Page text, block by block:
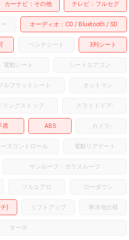
カーナビ その他 テレビ フルセグ
オーディオ CD Bluetooth SD
ベンチシート 3列シート
電動シート シートエアコン
ルフラットシート オットマン
リングストップ スライドドア-
席 ABS カメラ-
ーズコントロール 電動リアゲート
サンルーフ・ガラスルーフ
フルエアロ ローダウン
) リフトアップ 寒冷地仕様
ターボ